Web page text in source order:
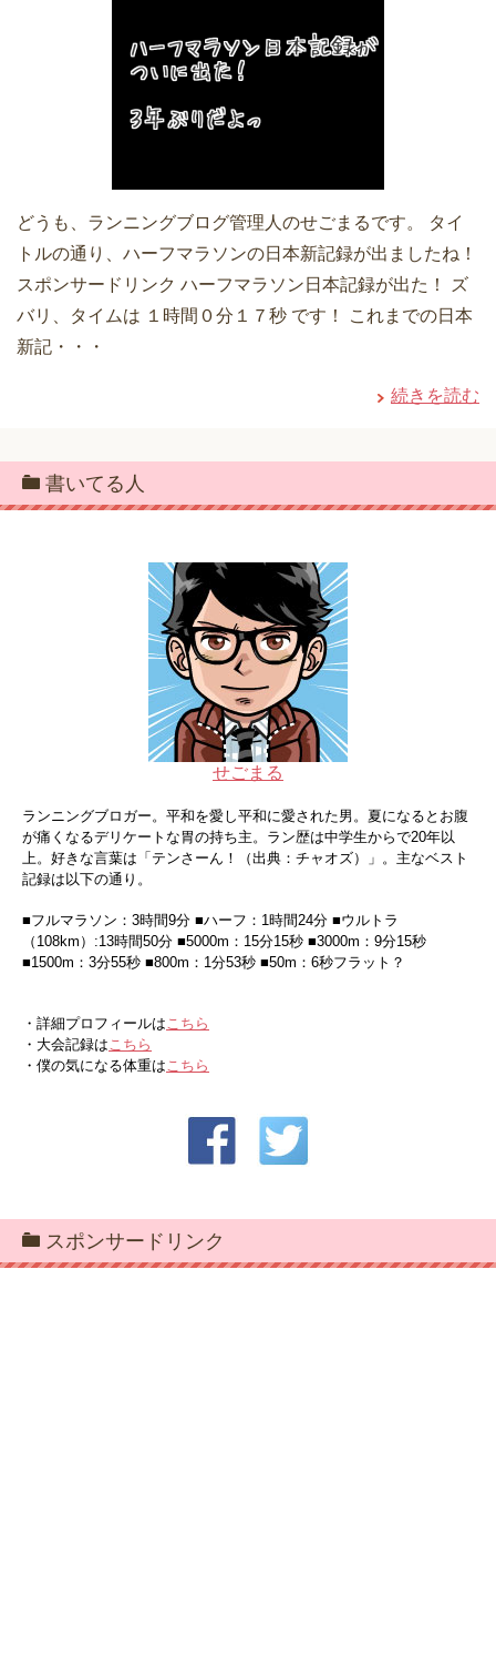
どうも、ランニングブログ管理人のせごまるです。 タイ
トルの通り、ハーフマラソンの日本新記録が出ましたね！
スポンサードリンク ハーフマラソン日本記録が出た！ ズ
バリ、タイムは １時間０分１７秒 です！ これまでの日本
新記・・・
続きを読む
書いてる人
せごまる
ランニングブロガー。平和を愛し平和に愛された男。夏になるとお腹
が痛くなるデリケートな胃の持ち主。ラン歴は中学生からで20年以
上。好きな言葉は「テンさーん！（出典：チャオズ）」。主なベスト
記録は以下の通り。
■フルマラソン：3時間9分 ■ハーフ：1時間24分 ■ウルトラ
（108km）:13時間50分 ■5000m：15分15秒 ■3000m：9分15秒
■1500m：3分55秒 ■800m：1分53秒 ■50m：6秒フラット？
・詳細プロフィールは こちら
・大会記録は こちら
・僕の気になる体重は こちら
スポンサードリンク